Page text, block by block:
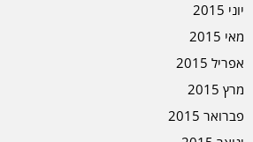
יוני 2015
מאי 2015
אפריל 2015
מרץ 2015
פברואר 2015